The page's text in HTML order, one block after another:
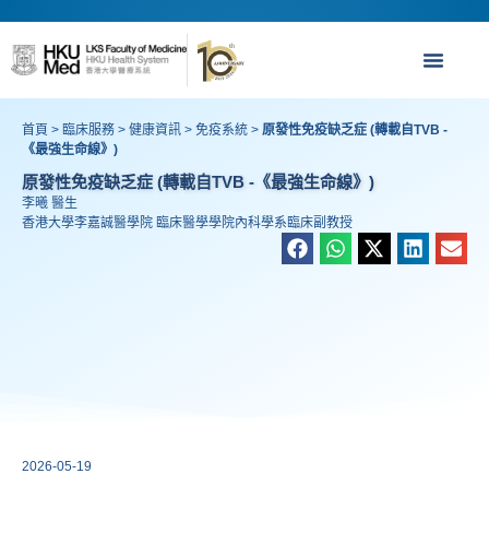
首頁 > 臨床服務 > 健康資訊 > 免疫系統 > 原發性免疫缺乏症 (轉載自TVB -
《最強生命線》)
原發性免疫缺乏症 (轉載自TVB -《最強生命線》)
李曦 醫生
香港大學李嘉誠醫學院 臨床醫學學院內科學系臨床副教授
2026-05-19